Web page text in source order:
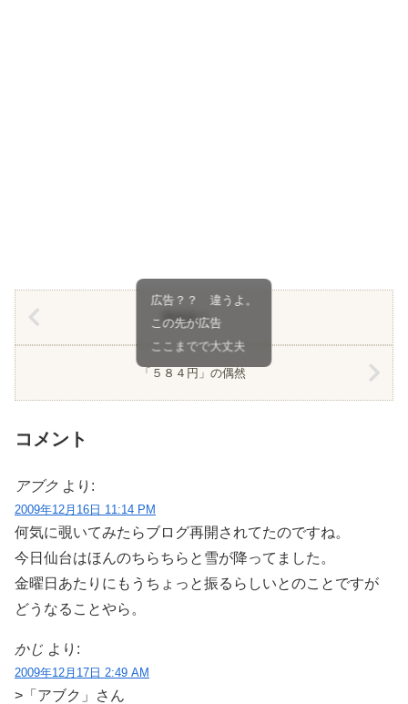
再放送？
「５８４円」の偶然
コメント
アブク より:
2009年12月16日 11:14 PM
何気に覗いてみたらブログ再開されてたのですね。
今日仙台はほんのちらちらと雪が降ってました。
金曜日あたりにもうちょっと振るらしいとのことですが
どうなることやら。
かじ より:
2009年12月17日 2:49 AM
>「アブク」さん
広告？？ 違うよ。
この先が広告
ここまでで大丈夫